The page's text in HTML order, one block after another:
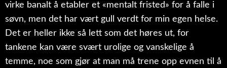
virke banalt å etabler et «mentalt fristed» for å falle i
søvn, men det har vært gull verdt for min egen helse.
Det er heller ikke så lett som det høres ut, for
tankene kan være svært urolige og vanskelige å
temme, noe som gjør at man må trene opp evnen til å